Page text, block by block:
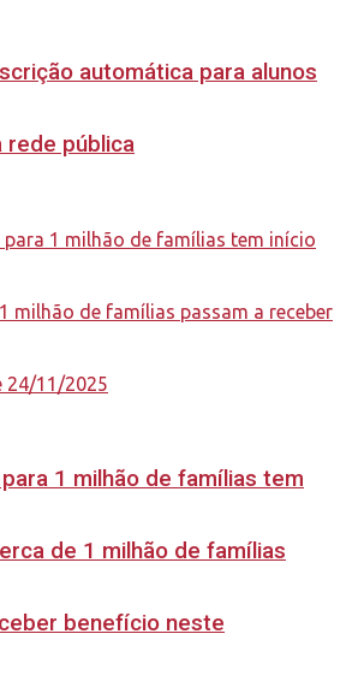
automática para alunos
rede pública
1 milhão de famílias tem
de 1 milhão de famílias
benefício neste